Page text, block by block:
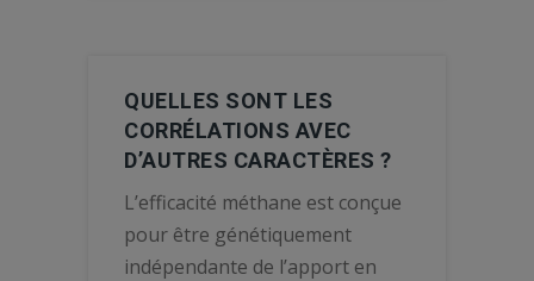
QUELLES SONT LES
CORRÉLATIONS AVEC
D’AUTRES CARACTÈRES ?
L’efficacité méthane est conçue
pour être génétiquement
indépendante de l’apport en